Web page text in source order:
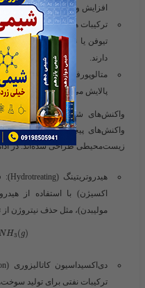
افزایش ویسکوزیته می‌شوند.
ترکیبات هتروسیکلیک: شامل
تیوفن یا نیتروژن در پیریدین).
دارند.
متالوپورفیرین‌ها: ترکیبات
پالایش می‌توانند کاتالیزورها را
واکنش‌های شیمیایی پیشرفته در
واکنش‌های پیچیده‌ای است که
زیست‌محیطی طراحی شده‌اند. در
هیدروتریتینگ (Hydrotreating)
:
اکسیژن) با استفاده از
مولیبدن)، مثل حذف نیتروژن از
H3 (g)
دی‌اکسیداسیون کاتالیزوری (Catalytic Deoxygenation)
ترکیبات نفتی برای تولید